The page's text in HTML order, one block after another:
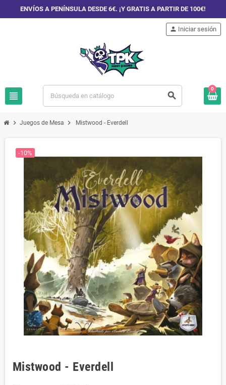
ENVÍOS A PENÍNSULA DESDE 6€. ¡Y GRATIS A PARTIR DE 100€!
view_headline search
person Iniciar sesión
0
chevron_right Juegos de Mesa chevron_right Mistwood - Everdell
-10%
Mistwood - Everdell